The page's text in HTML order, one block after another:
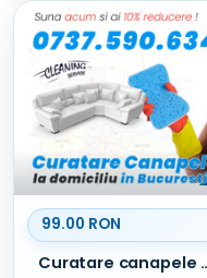
99.00 RON
Curatare